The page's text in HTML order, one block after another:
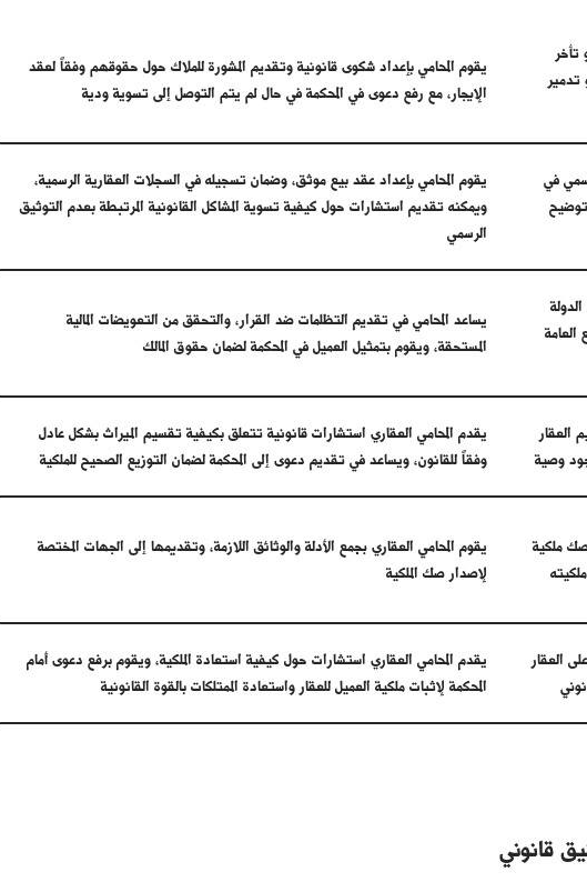
تأخر
تدمير
يقوم المحامي بإعداد شكوى قانونية وتقديم المشورة للملاك حول حقوقهم وفقاً لعقد
الإيجار، مع رفع دعوى في المحكمة في حال لم يتم التوصل إلى تسوية ودية
في
توضيح
يقوم المحامي بإعداد عقد بيع موثق، وضمان تسجيله في السجلات العقارية الرسمية،
ويمكنه تقديم استشارات حول كيفية تسوية المشاكل القانونية المرتبطة بعدم التوثيق
الرسمي
العامة
يساعد المحامي في تقديم التظلمات ضد القرار، والتحقق من التعويضات المالية
المستحقة، ويقوم بتمثيل العميل في المحكمة لضمان حقوق المالك
العقار
وصية
يقدم المحامي العقاري استشارات قانونية تتعلق بكيفية تقسيم الميراث بشكل عادل
وفقاً للقانون، ويساعد في تقديم دعوى إلى المحكمة لضمان التوزيع الصحيح للملكية
ملكية
يقوم المحامي العقاري بجمع الأدلة والوثائق اللازمة، وتقديمها إلى الجهات المختصة
لإصدار صك الملكية
العقار
يقدم المحامي العقاري استشارات حول كيفية استعادة الملكية، ويقوم برفع دعوى أمام
المحكمة لإثبات ملكية العميل للعقار واستعادة الممتلكات بالقوة القانونية
قانوني